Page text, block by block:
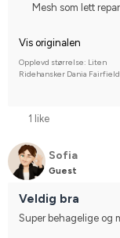
Mesh som lett
Vis originalen
Opplevd størrelse: Liten
Ridehansker Dania
1 like
Sofia
Guest
Veldig bra
Super behagelige og